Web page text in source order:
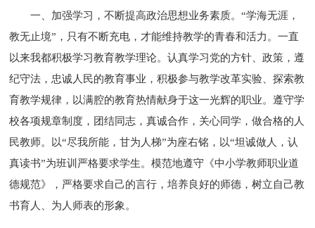
一、加强学习，不断提高政治思想业务素质。“学海无涯，
教无止境”，只有不断充电，才能维持教学的青春和活力。一直
以来我都积极学习教育教学理论。认真学习党的方针、政策，遵
纪守法，忠诚人民的教育事业，积极参与教学改革实验、探索教
育教学规律，以满腔的教育热情献身于这一光辉的职业。遵守学
校各项规章制度，团结同志，真诚合作，关心同学，做合格的人
民教师。以“尽我所能，甘为人梯”为座右铭，以“坦诚做人，认
真读书”为班训严格要求学生。模范地遵守《中小学教师职业道
德规范》，严格要求自己的言行，培养良好的师德，树立自己教
书育人、为人师表的形象。